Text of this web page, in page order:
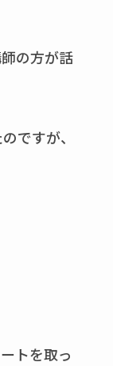
の方が話
ですが、
トを取っ